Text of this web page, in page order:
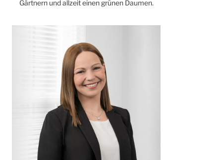
Gärtnern und allzeit einen grünen Daumen.